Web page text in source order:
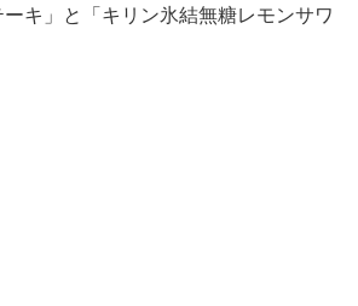
キ」と「キリン氷結無糖レモンサワ